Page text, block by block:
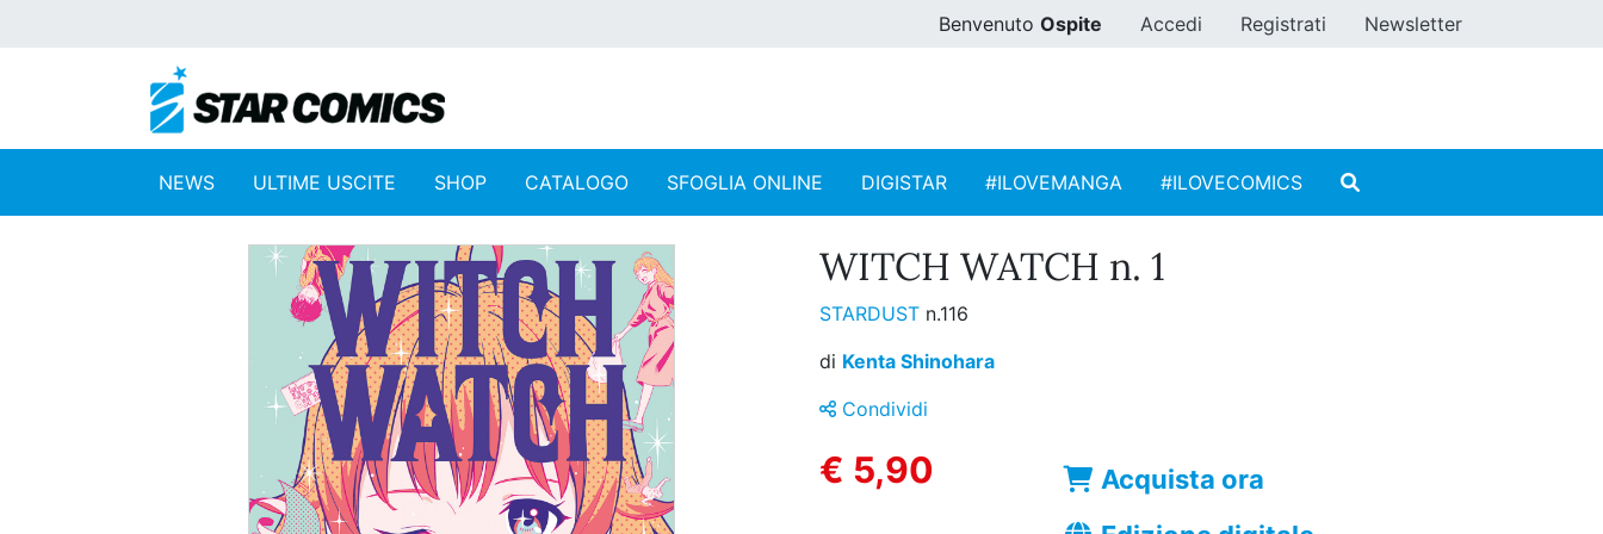
Benvenuto Ospite Accedi Registrati Newsletter
NEWS ULTIME USCITE SHOP CATALOGO SFOGLIA ONLINE DIGISTAR #ILOVEMANGA #ILOVECOMICS
WITCH WATCH n. 1
STARDUST n.116
di Kenta Shinohara
Condividi
€ 5,90
Acquista ora